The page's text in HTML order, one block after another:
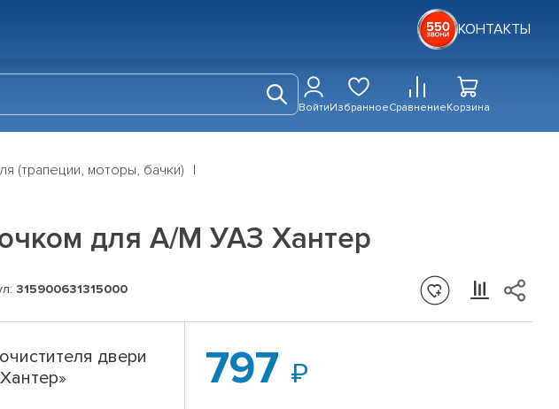
КОНТАКТЫ
ВойтиИзбранноеСравнениеКорзина
(трапеции, моторы, бачки)
для А/М УАЗ Хантер
315900631315000
двери
797